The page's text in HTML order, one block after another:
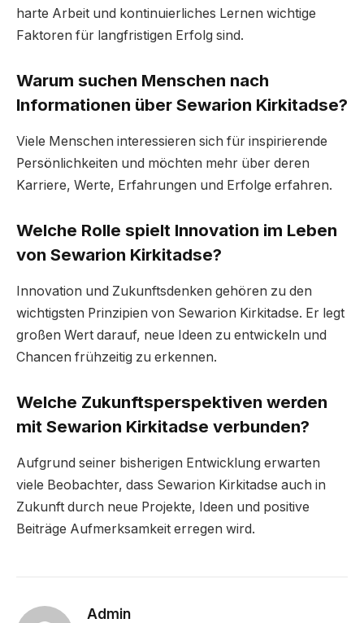
harte Arbeit und kontinuierliches Lernen wichtige
Faktoren für langfristigen Erfolg sind.
Warum suchen Menschen nach
Informationen über Sewarion Kirkitadse?
Viele Menschen interessieren sich für inspirierende
Persönlichkeiten und möchten mehr über deren
Karriere, Werte, Erfahrungen und Erfolge erfahren.
Welche Rolle spielt Innovation im Leben
von Sewarion Kirkitadse?
Innovation und Zukunftsdenken gehören zu den
wichtigsten Prinzipien von Sewarion Kirkitadse. Er legt
großen Wert darauf, neue Ideen zu entwickeln und
Chancen frühzeitig zu erkennen.
Welche Zukunftsperspektiven werden
mit Sewarion Kirkitadse verbunden?
Aufgrund seiner bisherigen Entwicklung erwarten
viele Beobachter, dass Sewarion Kirkitadse auch in
Zukunft durch neue Projekte, Ideen und positive
Beiträge Aufmerksamkeit erregen wird.
Admin